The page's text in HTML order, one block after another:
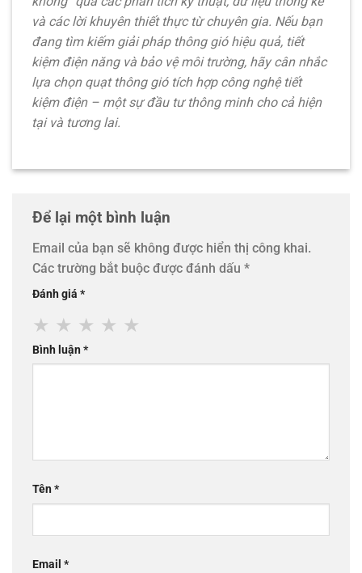
và các lời khuyên thiết thực từ chuyên gia. Nếu bạn
đang tìm kiếm giải pháp thông gió hiệu quả, tiết
kiệm điện năng và bảo vệ môi trường, hãy cân nhắc
lựa chọn quạt thông gió tích hợp công nghệ tiết
kiệm điện– một sự đầu tư thông minh cho cả hiện
tại và tương lai.
Để lại một bình luận
Email của bạn sẽ không được hiển thị công khai.
Các trường bắt buộc được đánh dấu *
Đánh giá *
★ ★ ★ ★ ★
Bình luận*
Tên*
Email *